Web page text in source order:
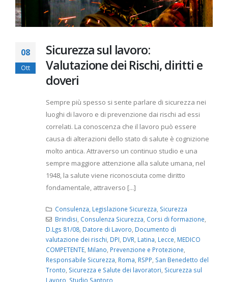
08
Ott
Sicurezza sul lavoro:
Valutazione dei Rischi, diritti e
doveri
Sempre più spesso si sente parlare di sicurezza nei
luoghi di lavoro e di prevenzione dai rischi ad essi
correlati. La conoscenza che il lavoro può essere
causa di alterazioni dello stato di salute è cognizione
molto antica. Attraverso un continuo studio e una
sempre maggiore attenzione alla salute umana, nel
1948, la salute viene riconosciuta come diritto
fondamentale, attraverso [...]
Consulenza, Legislazione Sicurezza, Sicurezza
Brindisi, Consulenza Sicurezza, Corsi di formazione,
D.Lgs 81/08, Datore di Lavoro, Documento di
valutazione dei rischi, DPI, DVR, Latina, Lecce, MEDICO
COMPETENTE, Milano, Prevenzione e Protezione,
Responsabile Sicurezza, Roma, RSPP, San Benedetto del
Tronto, Sicurezza e Salute dei lavoratori, Sicurezza sul
Lavoro Studio Santoro